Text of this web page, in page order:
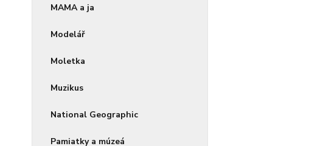
MAMA a ja
Modelář
Moletka
Muzikus
National Geographic
Pamiatky a múzeá